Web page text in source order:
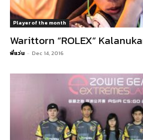
Player of the month
Warittorn “ROLEX”
พี่แว่น - Dec 14, 2016